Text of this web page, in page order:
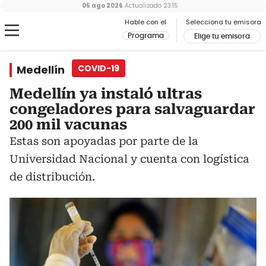
Hable con el
Programa
Selecciona tu emisora
Elige tu emisora
05 ago 2026 Actualizado 23:15
Medellín COVID-19
Medellín ya instaló ultras
congeladores para salvaguardar
200 mil vacunas
Estas son apoyadas por parte de la
Universidad Nacional y cuenta con logística
de distribución.